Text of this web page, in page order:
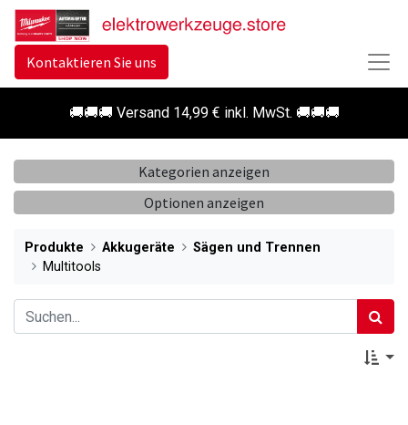
Kontaktieren Sie uns
🚚🚚🚚 Versand 14,99 € inkl. MwSt. 🚚🚚🚚
Kategorien anzeigen
Optionen anzeigen
Produkte Akkugeräte
Sägen und Trennen
Multitools